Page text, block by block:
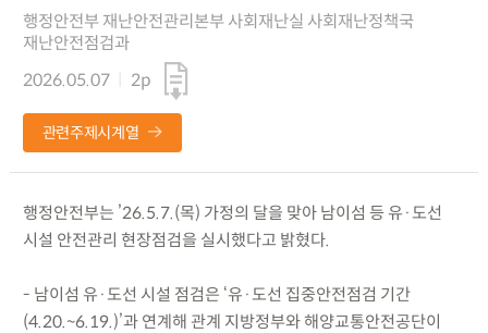
행정안전부 재난안전관리본부 사회재난실 사회재난정책국
재난안전점검과
2026.05.07
2p
관련주제시계열
행정안전부는 ’26.5.7.(목) 가정의 달을 맞아 남이섬 등 유·도선
시설 안전관리 현장점검을 실시했다고 밝혔다.
- 남이섬 유·도선 시설 점검은 ‘유·도선 집중안전점검 기간
(4.20.~6.19.)’과 연계해 관계 지방정부와 해양교통안전공단이